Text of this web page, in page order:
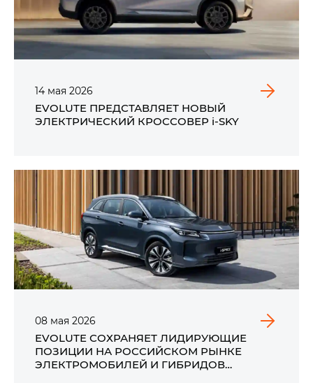
14 мая 2026
EVOLUTE ПРЕДСТАВЛЯЕТ НОВЫЙ
ЭЛЕКТРИЧЕСКИЙ КРОССОВЕР i‑SKY
08 мая 2026
EVOLUTE СОХРАНЯЕТ ЛИДИРУЮЩИЕ
ПОЗИЦИИ НА РОССИЙСКОМ РЫНКЕ
ЭЛЕКТРОМОБИЛЕЙ И ГИБРИДОВ